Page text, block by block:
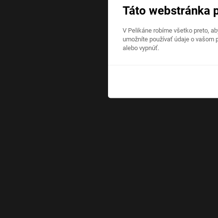
Táto webstránka
V Pelikáne robíme všetko preto,
umožníte používať údaje o vašom
alebo vypnúť.